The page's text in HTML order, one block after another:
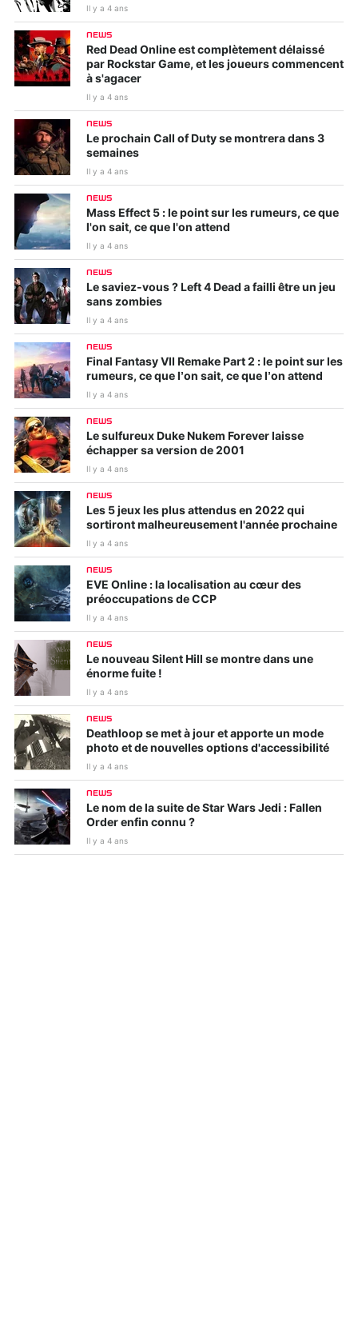
Il y a 4 ans
NEWS
Red Dead Online est complètement délaissé
par Rockstar Game, et les joueurs commencent
à s'agacer
Il y a 4 ans
NEWS
Le prochain Call of Duty se montrera dans 3
semaines
Il y a 4 ans
NEWS
Mass Effect 5 : le point sur les rumeurs, ce que
l'on sait, ce que l'on attend
Il y a 4 ans
NEWS
Le saviez-vous ? Left 4 Dead a failli être un jeu
sans zombies
Il y a 4 ans
NEWS
Final Fantasy VII Remake Part 2 : le point sur les
rumeurs, ce que l’on sait, ce que l’on attend
Il y a 4 ans
NEWS
Le sulfureux Duke Nukem Forever laisse
échapper sa version de 2001
Il y a 4 ans
NEWS
Les 5 jeux les plus attendus en 2022 qui
sortiront malheureusement l'année prochaine
Il y a 4 ans
NEWS
EVE Online : la localisation au cœur des
préoccupations de CCP
Il y a 4 ans
NEWS
Le nouveau Silent Hill se montre dans une
énorme fuite !
Il y a 4 ans
NEWS
Deathloop se met à jour et apporte un mode
photo et de nouvelles options d'accessibilité
Il y a 4 ans
NEWS
Le nom de la suite de Star Wars Jedi : Fallen
Order enfin connu ?
Il y a 4 ans